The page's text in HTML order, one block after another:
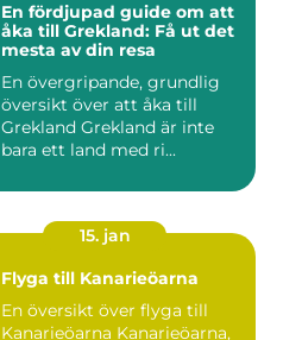
En fördjupad guide om att
åka till Grekland: Få ut det
mesta av din resa
En övergripande, grundlig
översikt över att åka till
Grekland Grekland är inte
bara ett land med ri...
15. jan
Flyga till Kanarieöarna
En översikt över flyga till
Kanarieöarna Kanarieöarna,